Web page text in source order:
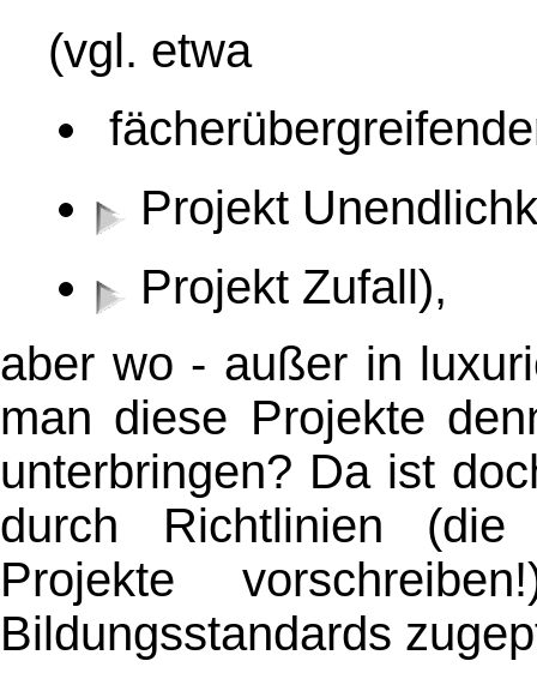
(vgl. etwa
Projekt
Projekt Zufall),
aber wo - außer in
man diese Projekte
unterbringen? Da ist
durch Richtlinien (die
Projekte
Bildungsstandards